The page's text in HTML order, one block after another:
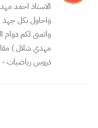
الاستاذ احمد
واحاول بكل جهد
واتمنى لكم دوام
مهدي شلال )
دروس رياضيات -